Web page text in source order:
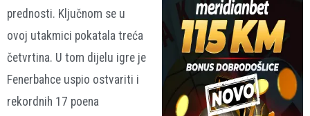
prednosti. Ključnom se u
ovoj utakmici pokatala treća
četvrtina. U tom dijelu igre je
Fenerbahce uspio ostvariti i
rekordnih 17 poena